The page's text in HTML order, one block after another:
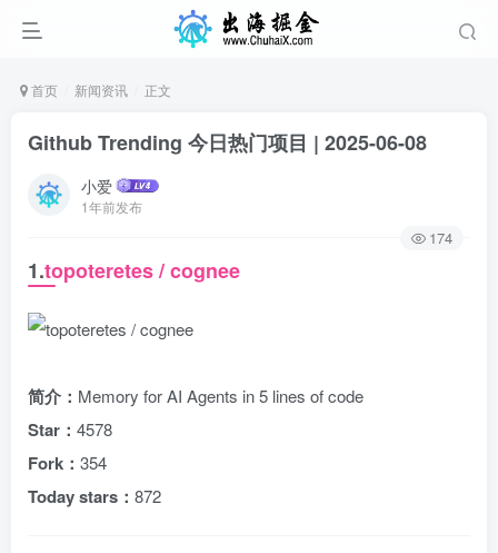
首页 新闻资讯 正文
Github Trending 今日热门项目 | 2025-06-08
小爱
1年前发布
174
1.topoteretes / cognee
简介： Memory for AI Agents in 5 lines of code
Star： 4578
Fork： 354
Today stars： 872